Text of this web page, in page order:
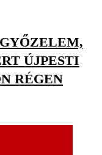
ÚJPESTI
RÉGEN